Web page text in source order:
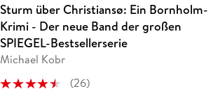
Sturm über Christiansø: Ein Bornholm-
Krimi - Der neue Band der großen
SPIEGEL-Bestsellerserie
Michael Kobr
(26)